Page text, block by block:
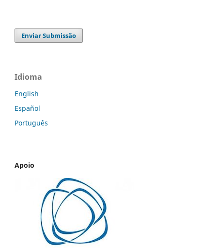
Enviar Submissão
Idioma
English
Español
Português
Apoio